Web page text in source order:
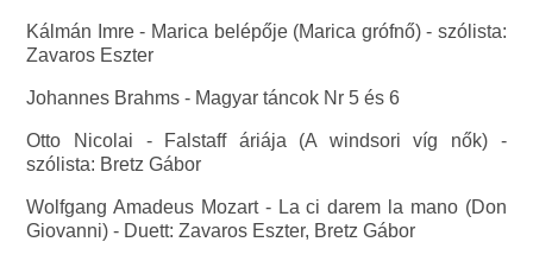
Kálmán Imre - Marica belépője (Marica grófnő) - szólista:
Zavaros Eszter
Johannes Brahms - Magyar táncok Nr 5 és 6
Otto Nicolai - Falstaff áriája (A windsori víg nők) -
szólista: Bretz Gábor
Wolfgang Amadeus Mozart - La ci darem la mano (Don
Giovanni) - Duett: Zavaros Eszter, Bretz Gábor